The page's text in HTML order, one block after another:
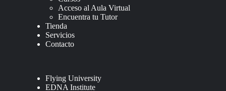
Acceso al Aula Virtual
Encuentra tu Tutor
Tienda
Servicios
Contacto
Flying University
EDNA Institute